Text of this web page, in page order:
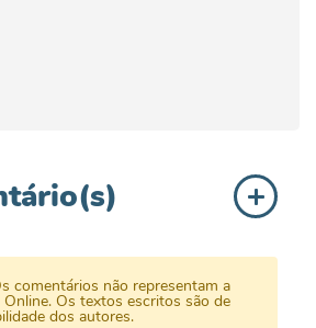
comentários não representam a
Os textos escritos são de
dos autores.